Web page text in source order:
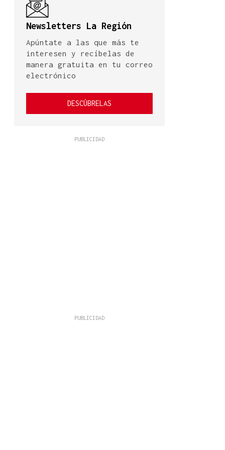
Newsletters La Región
Apúntate a las que más te
interesen y recíbelas de
manera gratuita en tu correo
electrónico
DESCÚBRELAS